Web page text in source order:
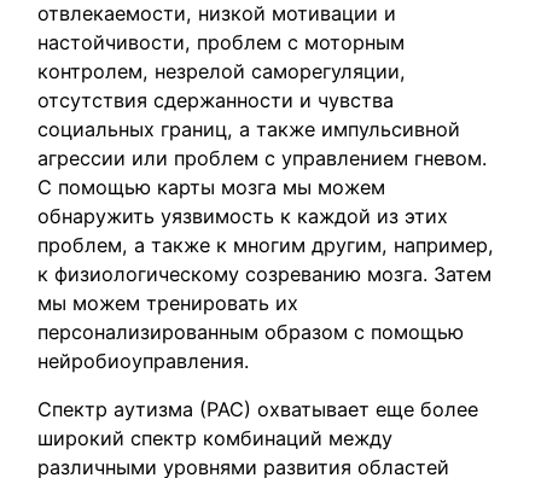
отвлекаемости, низкой мотивации и
настойчивости, проблем с моторным
контролем, незрелой саморегуляции,
отсутствия сдержанности и чувства
социальных границ, а также импульсивной
агрессии или проблем с управлением гневом.
С помощью карты мозга мы можем
обнаружить уязвимость к каждой из этих
проблем, а также к многим другим, например,
к физиологическому созреванию мозга. Затем
мы можем тренировать их
персонализированным образом с помощью
нейробиоуправления.
Спектр аутизма (РАС) охватывает еще более
широкий спектр комбинаций между
различными уровнями развития областей